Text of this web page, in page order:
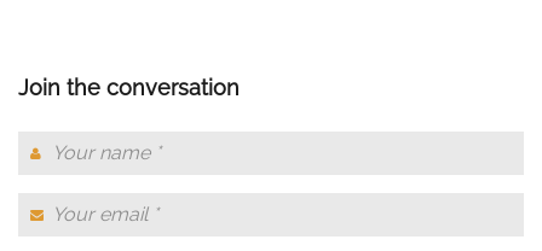
Join the conversation